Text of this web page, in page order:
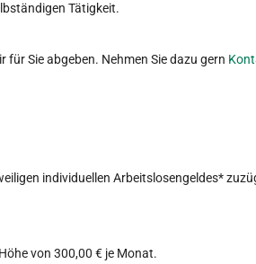
Tätigkeit.
für Sie abgeben. Nehmen Sie dazu gern
individuellen Arbeitslosengeldes*
von 300,00 € je Monat.